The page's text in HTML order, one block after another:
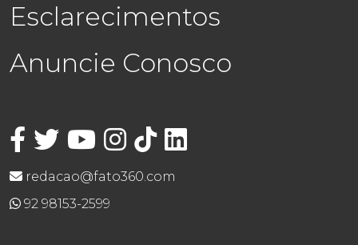
Esclarecimentos
Anuncie Conosco
redacao@fato360.com
92 98153-2599